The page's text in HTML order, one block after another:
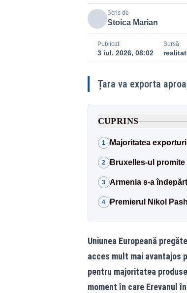
Scris de
Stoica Marian
Publicat
3 iul. 2026, 08:02
Sursă
Țara va exporta
CUPRINS
1 Majoritatea
2 Bruxelles-ul
3 Armenia s-a
4 Premierul Nikol
Uniunea Europeană
acces mult mai avantajos
pentru majoritatea
moment în care Erevanul